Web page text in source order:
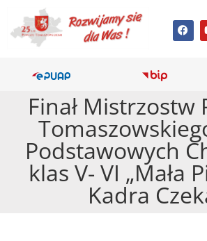
Finał Mistrzostw
Podstawowych
klas V- VI „Mała
Kadra